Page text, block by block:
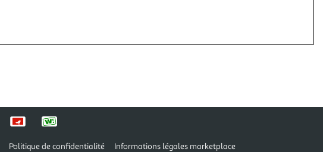
Politique de confidentialité Informations légales marketplace